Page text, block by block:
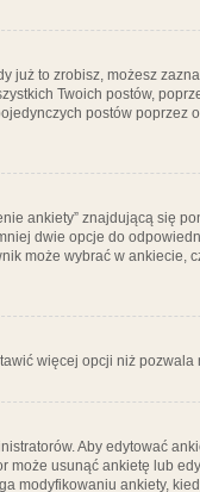
już to zrobisz, możesz
Twoich postów,
postów
ankiety” znajdującą się
dwie opcje do
może wybrać w ankiecie,
więcej opcji niż
Aby edytować
może usunąć ankietę lub
modyfikowaniu ankiety,